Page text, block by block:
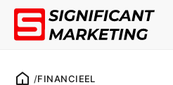
/FINANCIEEL